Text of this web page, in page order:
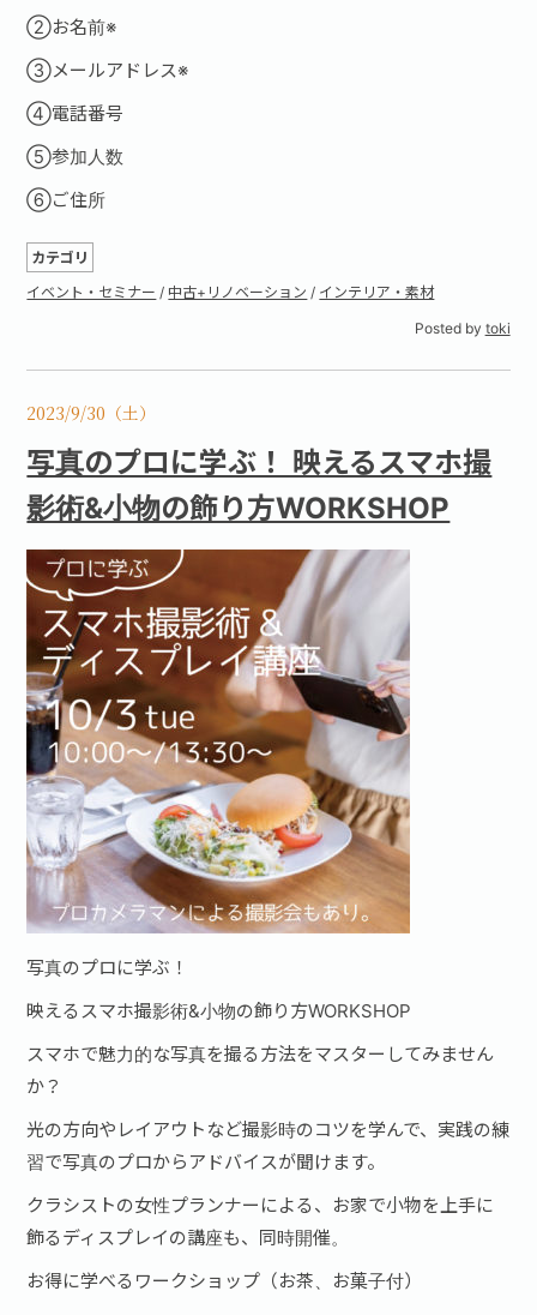
②お名前※
③メールアドレス※
④電話番号
⑤参加人数
⑥ご住所
カテゴリ
イベント・セミナー / 中古+リノベーション / インテリア・素材
Posted by toki
2023/9/30（土）
写真のプロに学ぶ！ 映えるスマホ撮
影術&小物の飾り方WORKSHOP
写真のプロに学ぶ！
映えるスマホ撮影術&小物の飾り方WORKSHOP
スマホで魅力的な写真を撮る方法をマスターしてみません
か？
光の方向やレイアウトなど撮影時のコツを学んで、実践の練
習で写真のプロからアドバイスが聞けます。
クラシストの女性プランナーによる、お家で小物を上手に
飾るディスプレイの講座も、同時開催。
お得に学べるワークショップ（お茶、お菓子付）